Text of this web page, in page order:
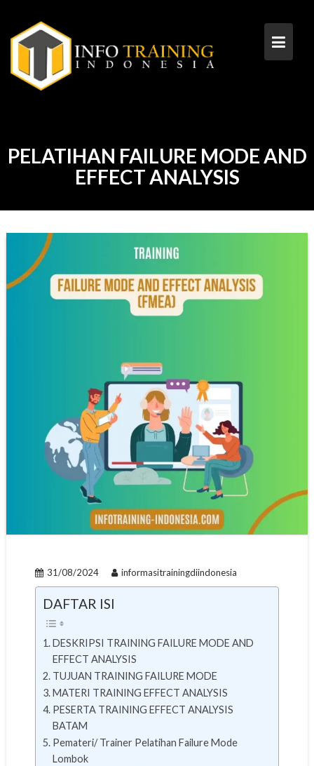
content
PELATIHAN FAILURE MODE AND
EFFECT ANALYSIS
31/08/2024 informasitrainingdiindonesia
DAFTAR ISI
DESKRIPSI TRAINING FAILURE MODE AND
EFFECT ANALYSIS
TUJUAN TRAINING FAILURE MODE
MATERI TRAINING EFFECT ANALYSIS
PESERTA TRAINING EFFECT ANALYSIS
BATAM
Pemateri/ Trainer Pelatihan Failure Mode
Lombok